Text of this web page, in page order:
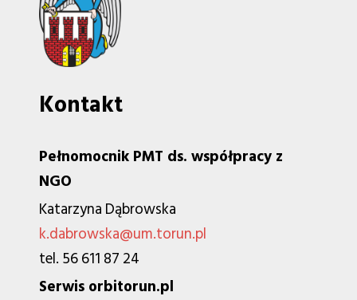
Kontakt
Pełnomocnik PMT ds. współpracy z
NGO
Katarzyna Dąbrowska
k.dabrowska@um.torun.pl
tel. 56 611 87 24
Serwis orbitorun.pl